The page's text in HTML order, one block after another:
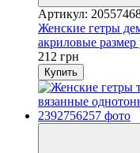
Артикул:
Женские гетры
акриловые
212 грн
Купить